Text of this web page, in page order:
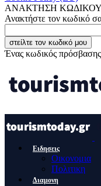
ΑΝΑΚΤΗΣΗ ΚΩΔΙΚΟΥ
Ανακτήστε τον κωδικό
Ένας κωδικός
Ειδησεις
Οικονομια
Πολιτικη
Διαμονη